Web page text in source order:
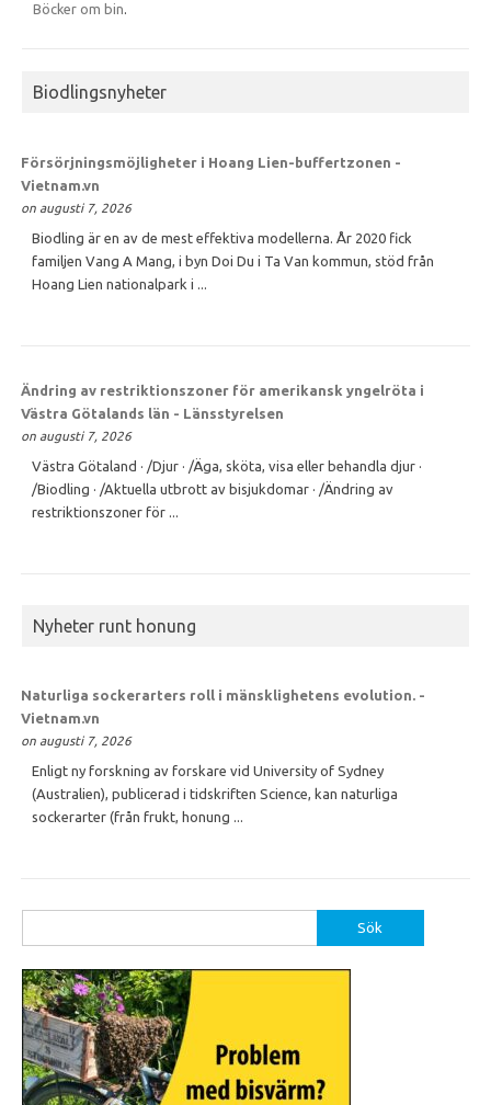
Böcker om bin.
Biodlingsnyheter
Försörjningsmöjligheter i Hoang Lien-buffertzonen -
Vietnam.vn
on augusti 7, 2026
Biodling är en av de mest effektiva modellerna. År 2020 fick
familjen Vang A Mang, i byn Doi Du i Ta Van kommun, stöd från
Hoang Lien nationalpark i ...
Ändring av restriktionszoner för amerikansk yngelröta i
Västra Götalands län - Länsstyrelsen
on augusti 7, 2026
Västra Götaland · /Djur · /Äga, sköta, visa eller behandla djur ·
/Biodling · /Aktuella utbrott av bisjukdomar · /Ändring av
restriktionszoner för ...
Nyheter runt honung
Naturliga sockerarters roll i mänsklighetens evolution. -
Vietnam.vn
on augusti 7, 2026
Enligt ny forskning av forskare vid University of Sydney
(Australien), publicerad i tidskriften Science, kan naturliga
sockerarter (från frukt, honung ...
efter: